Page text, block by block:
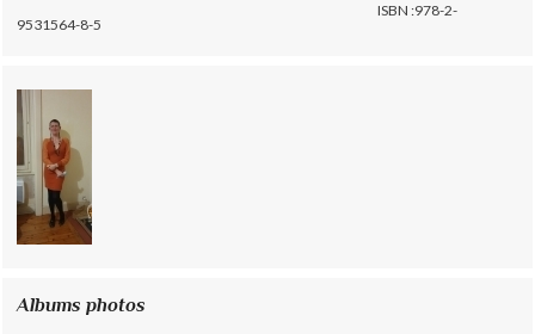
ISBN :978-2-
9531564-8-5
Albums photos